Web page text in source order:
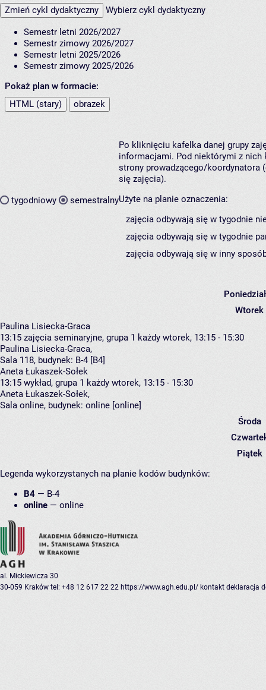
Zmień cykl dydaktyczny Wybierz cykl dydaktyczny
Semestr letni 2026/2027
Semestr zimowy 2026/2027
Semestr letni 2025/2026
Semestr zimowy 2025/2026
Pokaż plan w formacie:
HTML (stary)
obrazek
tygodniowy semestralny
Po kliknięciu kafelka danej grupy
informacjami. Pod niektórymi z nich
strony prowadzącego/koordynatora
się zajęcia).
Użyte na planie oznaczenia:
zajęcia odbywają się w tygodnie
zajęcia odbywają się w tygodnie
zajęcia odbywają się w inny
Wtorek
Paulina Lisiecka-Graca
13:15 zajęcia seminaryjne, grupa 1 każdy wtorek, 13:15 - 15:30
Paulina Lisiecka-Graca,
Sala 118, budynek: B-4 [B4]
Aneta Łukaszek-Sołek
13:15 wykład, grupa 1 każdy wtorek, 13:15 - 15:30
Aneta Łukaszek-Sołek,
Sala online, budynek: online [online]
Środa
Piątek
Legenda wykorzystanych na planie kodów budynków:
B4 — B-4
online — online
al. Mickiewicza 30
30-059 Kraków tel: +48 12 617 22 22 https://www.agh.edu.pl/ kontakt deklaracja